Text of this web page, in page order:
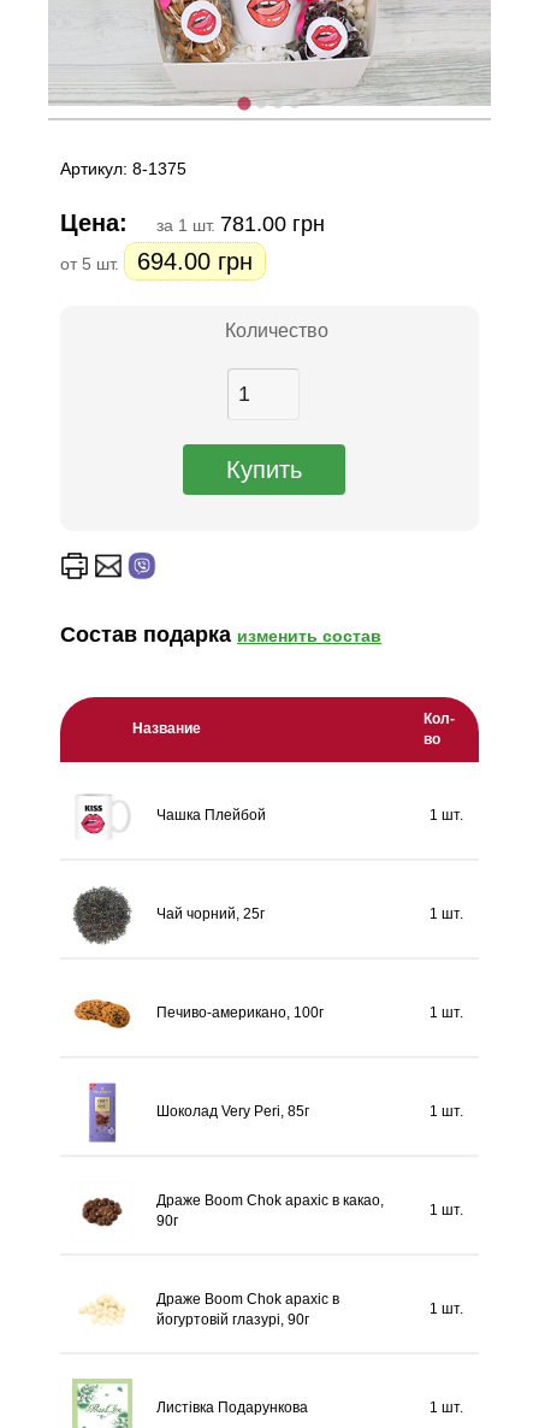
Артикул: 8-1375
Цена: за 1 шт. 781.00 грн
от 5 шт. 694.00 грн
Количество
Состав подарка изменить состав
Название
Кол-
во
Чашка Плейбой 1 шт.
Чай чорний, 25г 1 шт.
Печиво-американо, 100г 1 шт.
Шоколад Very Peri, 85г 1 шт.
Драже Boom Chok арахіс в какао,
90г
1 шт.
Драже Boom Chok арахіс в
йогуртовій глазурі, 90г
1 шт.
Листівка Подарункова 1 шт.